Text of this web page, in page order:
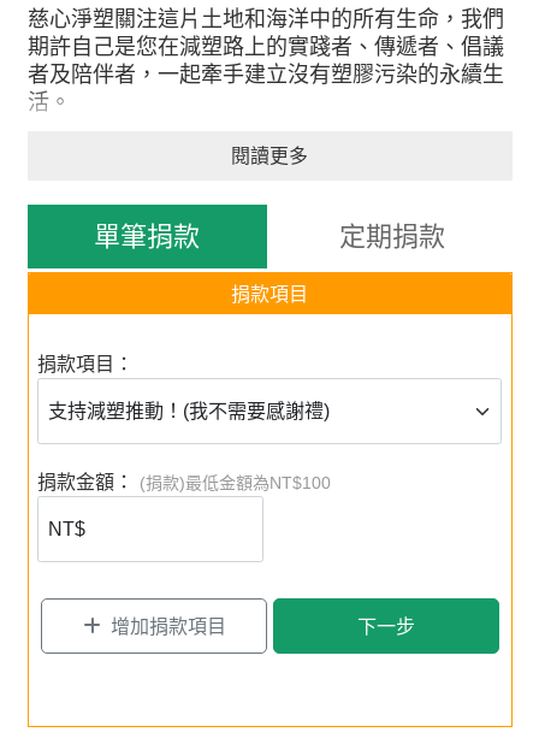
慈心淨塑關注這片土地和海洋中的所有生命，我們
期許自己是您在減塑路上的實踐者、傳遞者、倡議
者及陪伴者，一起牽手建立沒有塑膠污染的永續生
活。
您的每筆捐款，都是減塑推動的一哩路。
以「源頭減量」的認知教育，帶動行為實踐﹔以「減塑交
朋友」的連結行動，創造對話空間，串連起學校教育、大
眾溝通、政策倡議及企業ESG的合作。
✸ 校園減塑，淨塑教育向下扎根，培育小小地球公民
✸ 倡議與時俱進的政府法規
看「bb減塑大集合」世界減塑行動成果
捐款支持減塑推動，送您感謝好禮 ：
閱讀更多
單筆捐款 定期捐款
捐款項目
捐款項目：
捐款金額： (捐款)最低金額為NT$100
增加捐款項目 下一步